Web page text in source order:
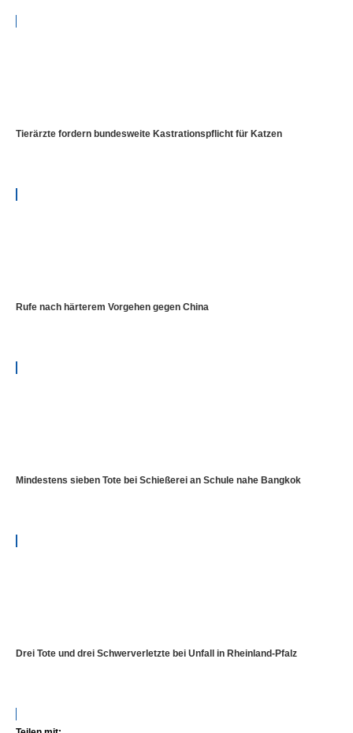
Tierärzte fordern bundesweite Kastrationspflicht für Katzen
Rufe nach härterem Vorgehen gegen China
Mindestens sieben Tote bei Schießerei an Schule nahe Bangkok
Drei Tote und drei Schwerverletzte bei Unfall in Rheinland-Pfalz